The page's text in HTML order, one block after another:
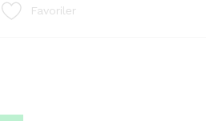
Favoriler